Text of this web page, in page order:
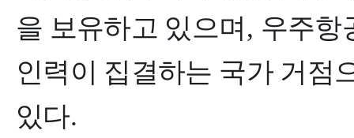
을 보유하고 있으며, 우주항
인력이 집결하는 국가 거점
있다.